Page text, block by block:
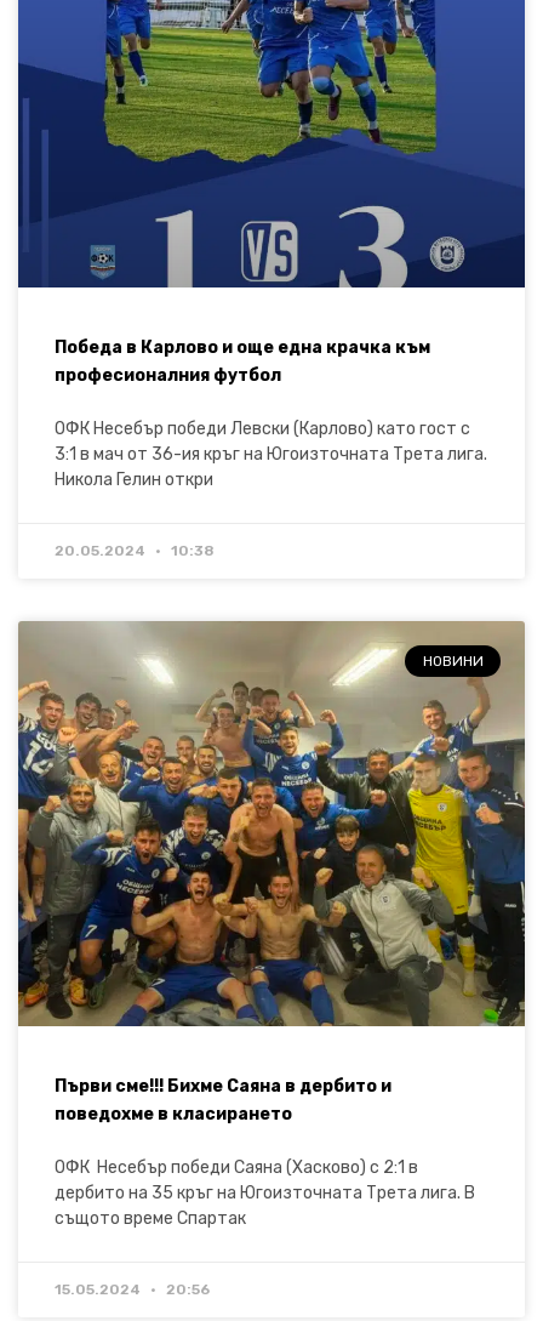
Победа в Карлово и още една крачка към
професионалния футбол
ОФК Несебър победи Левски (Карлово) като гост с
3:1 в мач от 36-ия кръг на Югоизточната Трета лига.
Никола Гелин откри
20.05.2024 10:38
НОВИНИ
Първи сме!!! Бихме Саяна в дербито и
поведохме в класирането
ОФК Несебър победи Саяна (Хасково) с 2:1 в
дербито на 35 кръг на Югоизточната Трета лига. В
същото време Спартак
15.05.2024 20:56